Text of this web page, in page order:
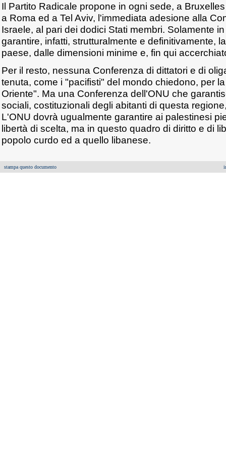
Il Partito Radicale propone in ogni sede, a
a Roma ed a Tel Aviv, l'immediata adesione alla
Israele, al pari dei dodici Stati membri. Solamente
garantire, infatti, strutturalmente e definitivamente,
paese, dalle dimensioni minime e, fin qui
Per il resto, nessuna Conferenza di dittatori e di
tenuta, come i "pacifisti" del mondo chiedono, per
Oriente". Ma una Conferenza dell'ONU che
sociali, costituzionali degli abitanti di questa
L'ONU dovrà ugualmente garantire ai palestinesi
libertà di scelta, ma in questo quadro di diritto e di
popolo curdo ed a quello libanese.
stampa questo documento